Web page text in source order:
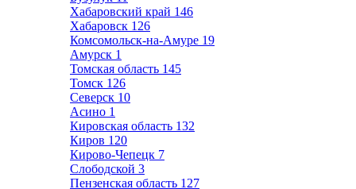
Хабаровский край 146
Хабаровск 126
Комсомольск-на-Амуре 19
Амурск 1
Томская область 145
Томск 126
Северск 10
Асино 1
Кировская область 132
Киров 120
Кирово-Чепецк 7
Слободской 3
Пензенская область 127